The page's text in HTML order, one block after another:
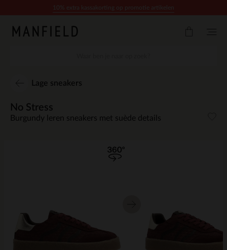
Lage sneakers
No Stress
Burgundy leren sneakers met suède details